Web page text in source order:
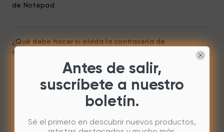
de Notepad
¿Qué debe hacer si olvida la contraseña de
encendido? (Tableta xppen)
Antes de salir,
suscríbete a nuestro
boletín.
Sé el primero en descubrir nuevos productos,